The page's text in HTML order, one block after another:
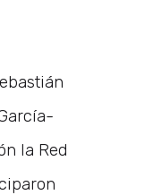
la Red